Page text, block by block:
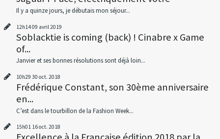
Il y a quinze jours, je débutais mon séjour...
12h1409 avril 2019
Soblacktie is coming (back) ! Cinabre x Game
of...
Janvier et ses bonnes résolutions sont déjà loin...
10h29 30 oct. 2018
Frédérique Constant, son 30ème anniversaire
en...
C’est dans le tourbillon de la Fashion Week...
15h01 16oct. 2018